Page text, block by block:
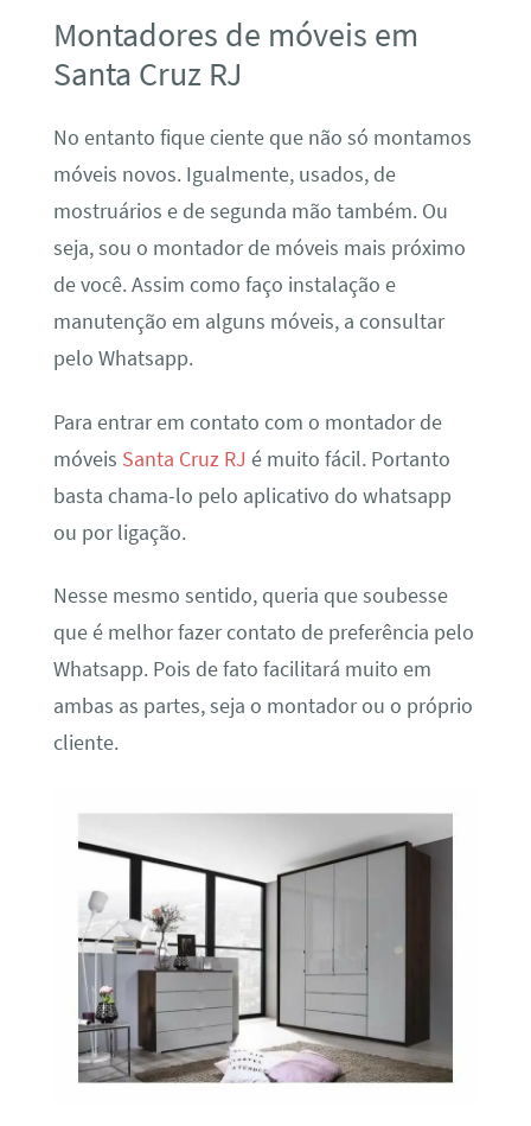
Montadores de móveis em
Santa Cruz RJ
No entanto fique ciente que não só montamos
móveis novos. Igualmente, usados, de
mostruários e de segunda mão também. Ou
seja, sou o montador de móveis mais próximo
de você. Assim como faço instalação e
manutenção em alguns móveis, a consultar
pelo Whatsapp.
Para entrar em contato com o montador de
móveis Santa Cruz RJ é muito fácil. Portanto
basta chama-lo pelo aplicativo do whatsapp
ou por ligação.
Nesse mesmo sentido, queria que soubesse
que é melhor fazer contato de preferência pelo
Whatsapp. Pois de fato facilitará muito em
ambas as partes, seja o montador ou o próprio
cliente.